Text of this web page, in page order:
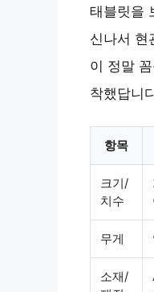
태블릿을
신나서 현
이 정말
착했답니
항목
크기/
치수
무게
소재/